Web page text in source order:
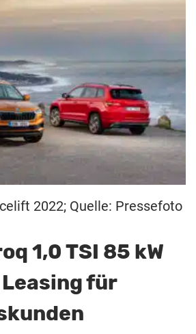
2022; Quelle: Pressefoto
1,0 TSI 85 kW
für